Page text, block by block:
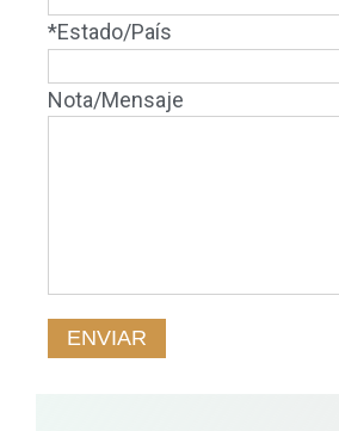
*Estado/País
Nota/Mensaje